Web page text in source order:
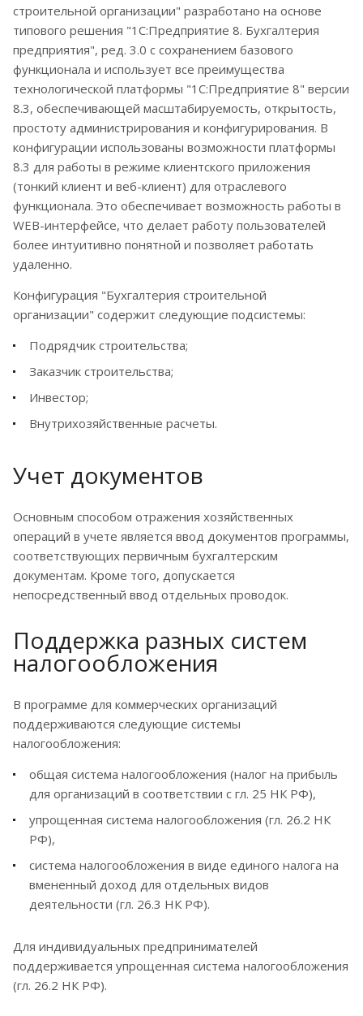
строительной организации" разработано на основе
типового решения "1С:Предприятие 8. Бухгалтерия
предприятия", ред. 3.0 с сохранением базового
функционала и использует все преимущества
технологической платформы "1С:Предприятие 8" версии
8.3, обеспечивающей масштабируемость, открытость,
простоту администрирования и конфигурирования. В
конфигурации использованы возможности платформы
8.3 для работы в режиме клиентского приложения
(тонкий клиент и веб-клиент) для отраслевого
функционала. Это обеспечивает возможность работы в
WEB-интерфейсе, что делает работу пользователей
более интуитивно понятной и позволяет работать
удаленно.
Конфигурация "Бухгалтерия строительной
организации" содержит следующие подсистемы:
Подрядчик строительства;
Заказчик строительства;
Инвестор;
Внутрихозяйственные расчеты.
Учет документов
Основным способом отражения хозяйственных
операций в учете является ввод документов программы,
соответствующих первичным бухгалтерским
документам. Кроме того, допускается
непосредственный ввод отдельных проводок.
Поддержка разных систем
налогообложения
В программе для коммерческих организаций
поддерживаются следующие системы
налогообложения:
общая система налогообложения (налог на прибыль
для организаций в соответствии с гл. 25 НК РФ),
упрощенная система налогообложения (гл. 26.2 НК
РФ),
система налогообложения в виде единого налога на
вмененный доход для отдельных видов
деятельности (гл. 26.3 НК РФ).
Для индивидуальных предпринимателей
поддерживается упрощенная система налогообложения
(гл. 26.2 НК РФ).